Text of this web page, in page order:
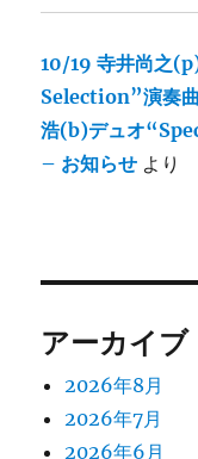
10/19 寺井尚之
Selection”演奏
浩(b)デュオ
– お知らせ より
アーカイブ
2026年8月
2026年7月
2026年6月